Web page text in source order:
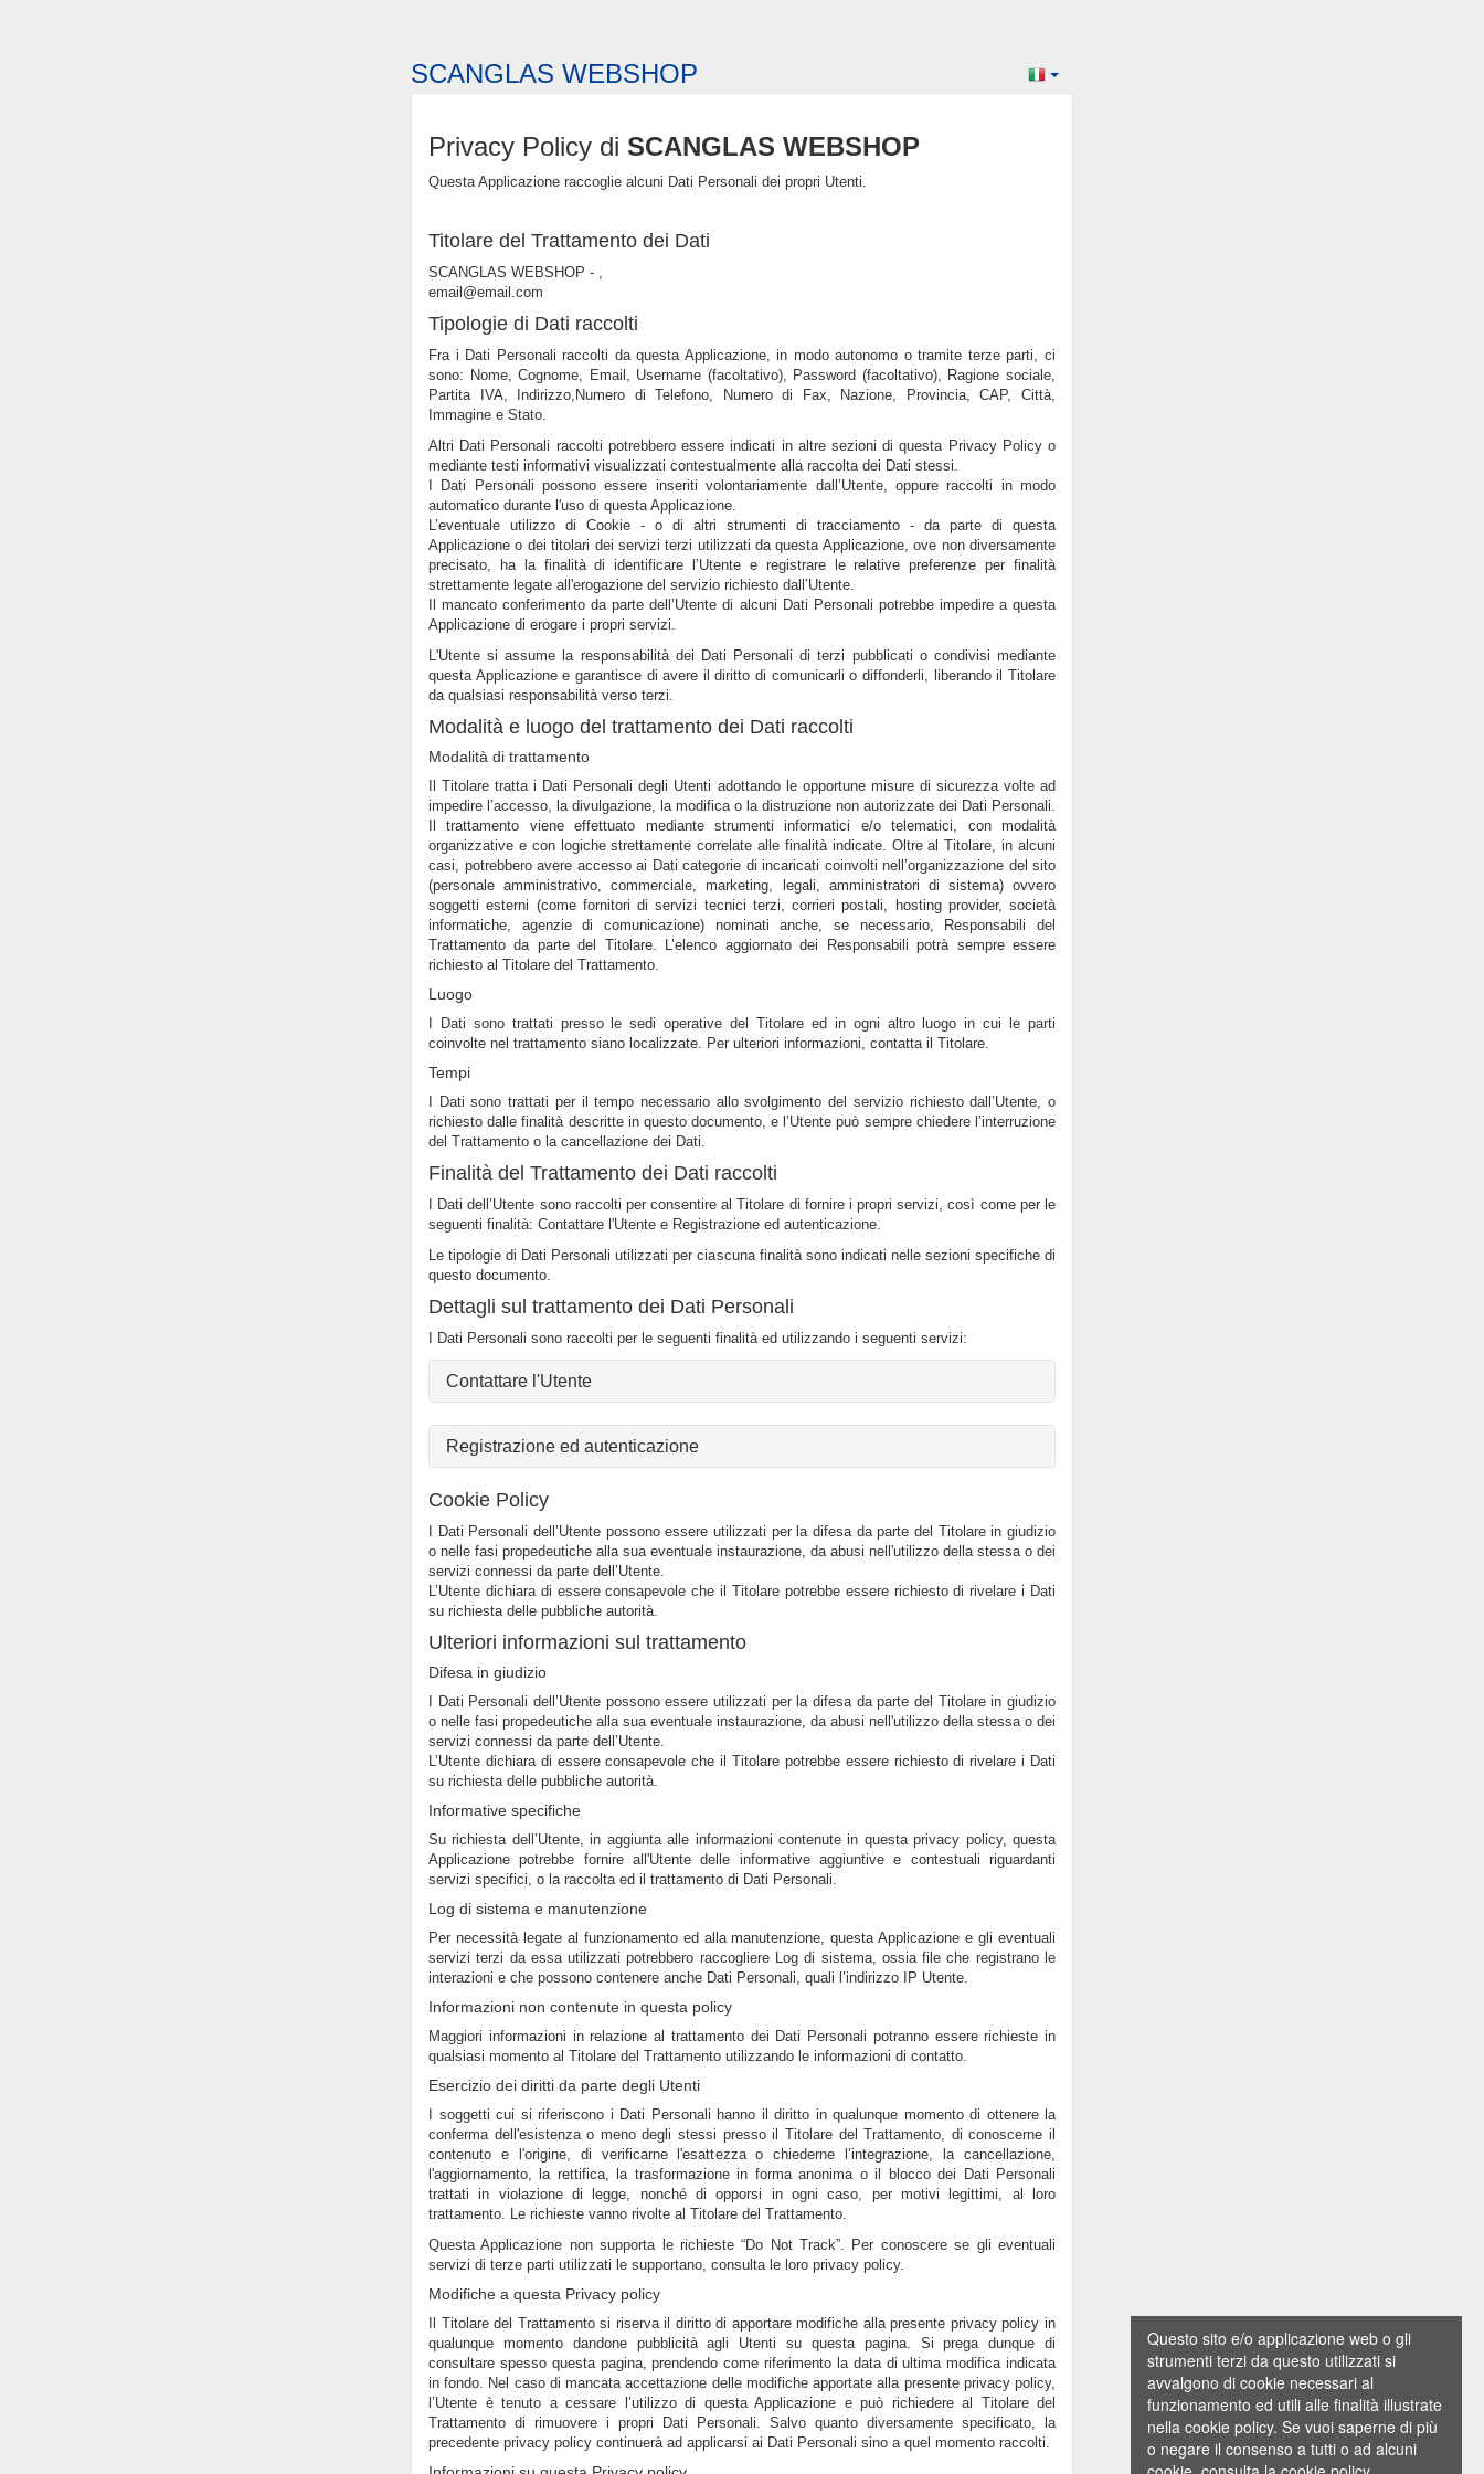
Questo sito e/o applicazione web o gli
strumenti terzi da questo utilizzati si
avvalgono di cookie necessari al
funzionamento ed utili alle finalità illustrate
nella cookie policy. Se vuoi saperne di più
o negare il consenso a tutti o ad alcuni
SCANGLAS WEBSHOP
Privacy Policy di SCANGLAS WEBSHOP
Questa Applicazione raccoglie alcuni Dati Personali dei propri Utenti.
Titolare del Trattamento dei Dati
SCANGLAS WEBSHOP - ,
email@email.com
Tipologie di Dati raccolti
Fra i Dati Personali raccolti da questa Applicazione, in modo autonomo o tramite terze parti, ci
sono: Nome, Cognome, Email, Username (facoltativo), Password (facoltativo), Ragione sociale,
Partita IVA, Indirizzo,Numero di Telefono, Numero di Fax, Nazione, Provincia, CAP, Città,
Immagine e Stato.
Altri Dati Personali raccolti potrebbero essere indicati in altre sezioni di questa Privacy Policy o
mediante testi informativi visualizzati contestualmente alla raccolta dei Dati stessi.
I Dati Personali possono essere inseriti volontariamente dall’Utente, oppure raccolti in modo
automatico durante l'uso di questa Applicazione.
L’eventuale utilizzo di Cookie - o di altri strumenti di tracciamento - da parte di questa
Applicazione o dei titolari dei servizi terzi utilizzati da questa Applicazione, ove non diversamente
precisato, ha la finalità di identificare l’Utente e registrare le relative preferenze per finalità
strettamente legate all'erogazione del servizio richiesto dall’Utente.
Il mancato conferimento da parte dell’Utente di alcuni Dati Personali potrebbe impedire a questa
Applicazione di erogare i propri servizi.
L'Utente si assume la responsabilità dei Dati Personali di terzi pubblicati o condivisi mediante
questa Applicazione e garantisce di avere il diritto di comunicarli o diffonderli, liberando il Titolare
da qualsiasi responsabilità verso terzi.
Modalità e luogo del trattamento dei Dati raccolti
Modalità di trattamento
Il Titolare tratta i Dati Personali degli Utenti adottando le opportune misure di sicurezza volte ad
impedire l’accesso, la divulgazione, la modifica o la distruzione non autorizzate dei Dati Personali.
Il trattamento viene effettuato mediante strumenti informatici e/o telematici, con modalità
organizzative e con logiche strettamente correlate alle finalità indicate. Oltre al Titolare, in alcuni
casi, potrebbero avere accesso ai Dati categorie di incaricati coinvolti nell’organizzazione del sito
(personale amministrativo, commerciale, marketing, legali, amministratori di sistema) ovvero
soggetti esterni (come fornitori di servizi tecnici terzi, corrieri postali, hosting provider, società
informatiche, agenzie di comunicazione) nominati anche, se necessario, Responsabili del
Trattamento da parte del Titolare. L’elenco aggiornato dei Responsabili potrà sempre essere
richiesto al Titolare del Trattamento.
Luogo
I Dati sono trattati presso le sedi operative del Titolare ed in ogni altro luogo in cui le parti
coinvolte nel trattamento siano localizzate. Per ulteriori informazioni, contatta il Titolare.
Tempi
I Dati sono trattati per il tempo necessario allo svolgimento del servizio richiesto dall’Utente, o
richiesto dalle finalità descritte in questo documento, e l’Utente può sempre chiedere l’interruzione
del Trattamento o la cancellazione dei Dati.
Finalità del Trattamento dei Dati raccolti
I Dati dell’Utente sono raccolti per consentire al Titolare di fornire i propri servizi, così come per le
seguenti finalità: Contattare l'Utente e Registrazione ed autenticazione.
Le tipologie di Dati Personali utilizzati per ciascuna finalità sono indicati nelle sezioni specifiche di
questo documento.
Dettagli sul trattamento dei Dati Personali
I Dati Personali sono raccolti per le seguenti finalità ed utilizzando i seguenti servizi:
Contattare l'Utente
Registrazione ed autenticazione
Cookie Policy
I Dati Personali dell’Utente possono essere utilizzati per la difesa da parte del Titolare in giudizio
o nelle fasi propedeutiche alla sua eventuale instaurazione, da abusi nell'utilizzo della stessa o dei
servizi connessi da parte dell’Utente.
L’Utente dichiara di essere consapevole che il Titolare potrebbe essere richiesto di rivelare i Dati
su richiesta delle pubbliche autorità.
Ulteriori informazioni sul trattamento
Difesa in giudizio
I Dati Personali dell’Utente possono essere utilizzati per la difesa da parte del Titolare in giudizio
o nelle fasi propedeutiche alla sua eventuale instaurazione, da abusi nell'utilizzo della stessa o dei
servizi connessi da parte dell’Utente.
L’Utente dichiara di essere consapevole che il Titolare potrebbe essere richiesto di rivelare i Dati
su richiesta delle pubbliche autorità.
Informative specifiche
Su richiesta dell’Utente, in aggiunta alle informazioni contenute in questa privacy policy, questa
Applicazione potrebbe fornire all'Utente delle informative aggiuntive e contestuali riguardanti
servizi specifici, o la raccolta ed il trattamento di Dati Personali.
Log di sistema e manutenzione
Per necessità legate al funzionamento ed alla manutenzione, questa Applicazione e gli eventuali
servizi terzi da essa utilizzati potrebbero raccogliere Log di sistema, ossia file che registrano le
interazioni e che possono contenere anche Dati Personali, quali l’indirizzo IP Utente.
Informazioni non contenute in questa policy
Maggiori informazioni in relazione al trattamento dei Dati Personali potranno essere richieste in
qualsiasi momento al Titolare del Trattamento utilizzando le informazioni di contatto.
Esercizio dei diritti da parte degli Utenti
I soggetti cui si riferiscono i Dati Personali hanno il diritto in qualunque momento di ottenere la
conferma dell'esistenza o meno degli stessi presso il Titolare del Trattamento, di conoscerne il
contenuto e l'origine, di verificarne l'esattezza o chiederne l’integrazione, la cancellazione,
l'aggiornamento, la rettifica, la trasformazione in forma anonima o il blocco dei Dati Personali
trattati in violazione di legge, nonché di opporsi in ogni caso, per motivi legittimi, al loro
trattamento. Le richieste vanno rivolte al Titolare del Trattamento.
Questa Applicazione non supporta le richieste “Do Not Track”. Per conoscere se gli eventuali
servizi di terze parti utilizzati le supportano, consulta le loro privacy policy.
Modifiche a questa Privacy policy
Il Titolare del Trattamento si riserva il diritto di apportare modifiche alla presente privacy policy in
qualunque momento dandone pubblicità agli Utenti su questa pagina. Si prega dunque di
consultare spesso questa pagina, prendendo come riferimento la data di ultima modifica indicata
in fondo. Nel caso di mancata accettazione delle modifiche apportate alla presente privacy policy,
l’Utente è tenuto a cessare l’utilizzo di questa Applicazione e può richiedere al Titolare del
Trattamento di rimuovere i propri Dati Personali. Salvo quanto diversamente specificato, la
precedente privacy policy continuerà ad applicarsi ai Dati Personali sino a quel momento raccolti.